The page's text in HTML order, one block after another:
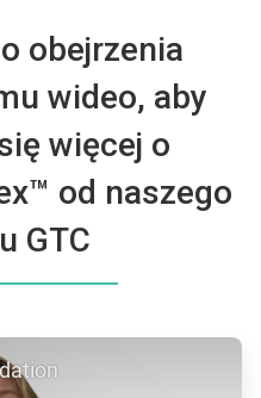
obejrzenia
wideo, aby
więcej o
od naszego
GTC